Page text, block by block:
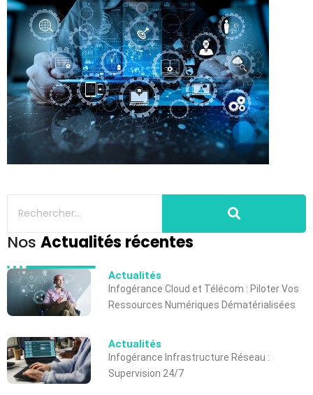
Nos Actualités récentes
Actualités
Infogérance Cloud et Télécom : Piloter Vos
Ressources Numériques Dématérialisées
Actualités
Infogérance Infrastructure Réseau :
Supervision 24/7